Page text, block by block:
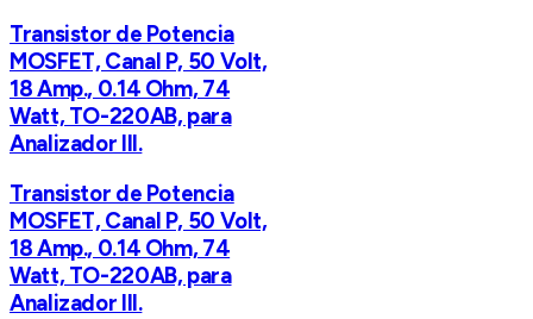
Transistor de Potencia
MOSFET, Canal P, 50 Volt,
18 Amp., 0.14 Ohm, 74
Watt, TO-220AB, para
Analizador III.
Transistor de Potencia
MOSFET, Canal P, 50 Volt,
18 Amp., 0.14 Ohm, 74
Watt, TO-220AB, para
Analizador III.